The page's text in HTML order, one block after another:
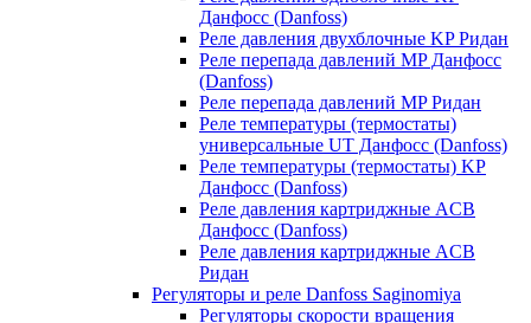
Данфосс (Danfoss)
Реле давления двухблочные KP Ридан
Реле перепада давлений MP Данфосс
(Danfoss)
Реле перепада давлений MP Ридан
Реле температуры (термостаты)
универсальные UT Данфосс (Danfoss)
Реле температуры (термостаты) KP
Данфосс (Danfoss)
Реле давления картриджные ACB
Данфосс (Danfoss)
Реле давления картриджные ACB
Ридан
Регуляторы и реле Danfoss Saginomiya
Регуляторы скорости вращения